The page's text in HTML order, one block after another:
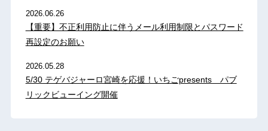
2026.06.26
【重要】不正利用防止に伴うメール利用制限とパスワード
再設定のお願い
2026.05.28
5/30 テゲバジャーロ宮崎を応援！いちごpresents パブ
リックビューイング開催